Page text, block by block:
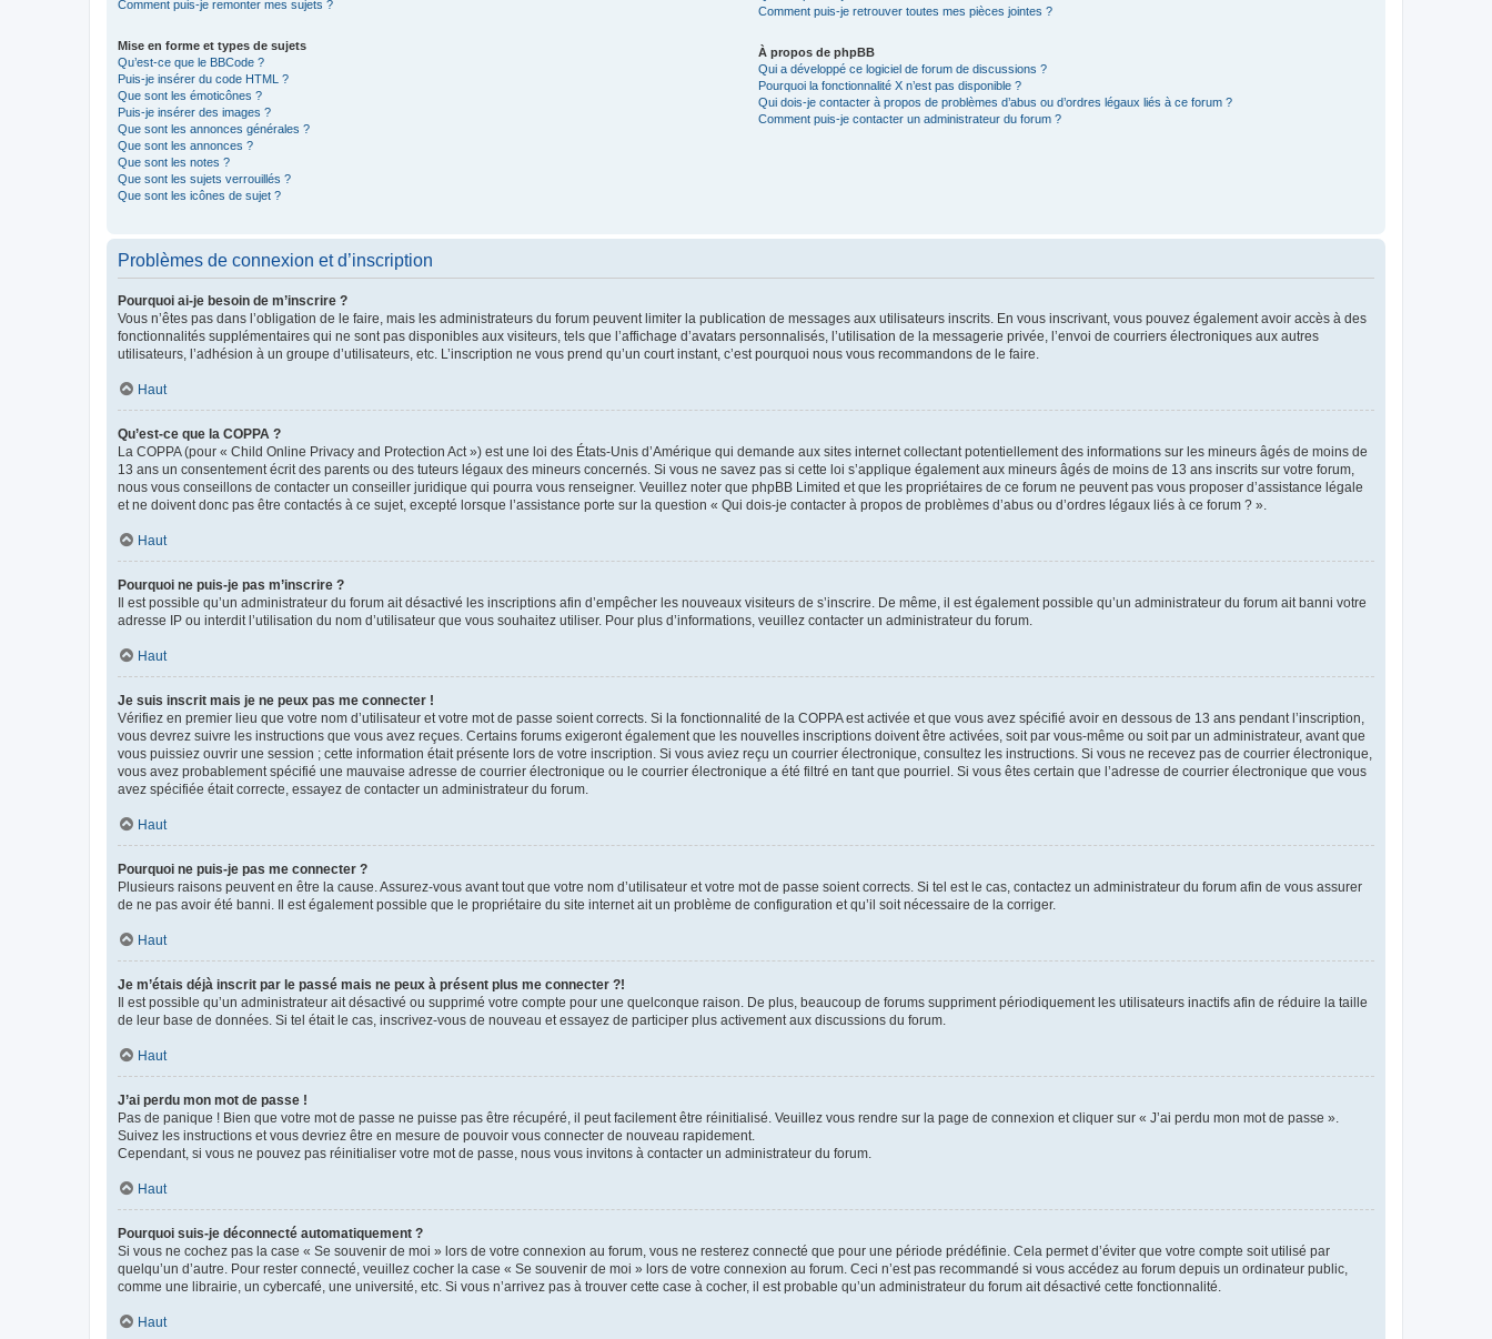
Comment puis-je remonter mes sujets ?
Mise en forme et types de sujets
Qu’est-ce que le BBCode ?
Puis-je insérer du code HTML ?
Que sont les émoticônes ?
Puis-je insérer des images ?
Que sont les annonces générales ?
Que sont les annonces ?
Que sont les notes ?
Que sont les sujets verrouillés ?
Que sont les icônes de sujet ?
Comment puis-je retrouver toutes mes pièces jointes ?
À propos de phpBB
Qui a développé ce logiciel de forum de discussions ?
Pourquoi la fonctionnalité X n’est pas disponible ?
Qui dois-je contacter à propos de problèmes d’abus ou d’ordres légaux liés à ce forum ?
Comment puis-je contacter un administrateur du forum ?
Problèmes de connexion et d’inscription
Pourquoi ai-je besoin de m’inscrire ?
Vous n’êtes pas dans l’obligation de le faire, mais les administrateurs du forum peuvent limiter la publication de messages aux utilisateurs inscrits. En vous inscrivant, vous pouvez également avoir accès à des
fonctionnalités supplémentaires qui ne sont pas disponibles aux visiteurs, tels que l’affichage d’avatars personnalisés, l’utilisation de la messagerie privée, l’envoi de courriers électroniques aux autres
utilisateurs, l’adhésion à un groupe d’utilisateurs, etc. L’inscription ne vous prend qu’un court instant, c’est pourquoi nous vous recommandons de le faire.
Haut
Qu’est-ce que la COPPA ?
La COPPA (pour « Child Online Privacy and Protection Act ») est une loi des États-Unis d’Amérique qui demande aux sites internet collectant potentiellement des informations sur les mineurs âgés de moins de
13 ans un consentement écrit des parents ou des tuteurs légaux des mineurs concernés. Si vous ne savez pas si cette loi s’applique également aux mineurs âgés de moins de 13 ans inscrits sur votre forum,
nous vous conseillons de contacter un conseiller juridique qui pourra vous renseigner. Veuillez noter que phpBB Limited et que les propriétaires de ce forum ne peuvent pas vous proposer d’assistance légale
et ne doivent donc pas être contactés à ce sujet, excepté lorsque l’assistance porte sur la question « Qui dois-je contacter à propos de problèmes d’abus ou d’ordres légaux liés à ce forum ? ».
Haut
Pourquoi ne puis-je pas m’inscrire ?
Il est possible qu’un administrateur du forum ait désactivé les inscriptions afin d’empêcher les nouveaux visiteurs de s’inscrire. De même, il est également possible qu’un administrateur du forum ait banni votre
adresse IP ou interdit l’utilisation du nom d’utilisateur que vous souhaitez utiliser. Pour plus d’informations, veuillez contacter un administrateur du forum.
Haut
Je suis inscrit mais je ne peux pas me connecter !
Vérifiez en premier lieu que votre nom d’utilisateur et votre mot de passe soient corrects. Si la fonctionnalité de la COPPA est activée et que vous avez spécifié avoir en dessous de 13 ans pendant l’inscription,
vous devrez suivre les instructions que vous avez reçues. Certains forums exigeront également que les nouvelles inscriptions doivent être activées, soit par vous-même ou soit par un administrateur, avant que
vous puissiez ouvrir une session ; cette information était présente lors de votre inscription. Si vous aviez reçu un courrier électronique, consultez les instructions. Si vous ne recevez pas de courrier électronique,
vous avez probablement spécifié une mauvaise adresse de courrier électronique ou le courrier électronique a été filtré en tant que pourriel. Si vous êtes certain que l’adresse de courrier électronique que vous
avez spécifiée était correcte, essayez de contacter un administrateur du forum.
Haut
Pourquoi ne puis-je pas me connecter ?
Plusieurs raisons peuvent en être la cause. Assurez-vous avant tout que votre nom d’utilisateur et votre mot de passe soient corrects. Si tel est le cas, contactez un administrateur du forum afin de vous assurer
de ne pas avoir été banni. Il est également possible que le propriétaire du site internet ait un problème de configuration et qu’il soit nécessaire de la corriger.
Haut
Je m’étais déjà inscrit par le passé mais ne peux à présent plus me connecter ?!
Il est possible qu’un administrateur ait désactivé ou supprimé votre compte pour une quelconque raison. De plus, beaucoup de forums suppriment périodiquement les utilisateurs inactifs afin de réduire la taille
de leur base de données. Si tel était le cas, inscrivez-vous de nouveau et essayez de participer plus activement aux discussions du forum.
Haut
J’ai perdu mon mot de passe !
Pas de panique ! Bien que votre mot de passe ne puisse pas être récupéré, il peut facilement être réinitialisé. Veuillez vous rendre sur la page de connexion et cliquer sur « J’ai perdu mon mot de passe ».
Suivez les instructions et vous devriez être en mesure de pouvoir vous connecter de nouveau rapidement.
Cependant, si vous ne pouvez pas réinitialiser votre mot de passe, nous vous invitons à contacter un administrateur du forum.
Haut
Pourquoi suis-je déconnecté automatiquement ?
Si vous ne cochez pas la case « Se souvenir de moi » lors de votre connexion au forum, vous ne resterez connecté que pour une période prédéfinie. Cela permet d’éviter que votre compte soit utilisé par
quelqu’un d’autre. Pour rester connecté, veuillez cocher la case « Se souvenir de moi » lors de votre connexion au forum. Ceci n’est pas recommandé si vous accédez au forum depuis un ordinateur public,
comme une librairie, un cybercafé, une université, etc. Si vous n’arrivez pas à trouver cette case à cocher, il est probable qu’un administrateur du forum ait désactivé cette fonctionnalité.
Haut